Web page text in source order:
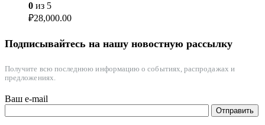
0 из 5
₽28,000.00
Подписывайтесь на нашу новостную рассылку
Получите всю последнюю информацию о событиях, распродажах и
предложениях.
Ваш e-mail